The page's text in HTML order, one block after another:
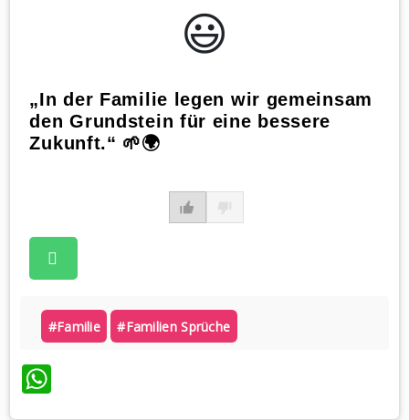
😃️
„In der Familie legen wir gemeinsam
den Grundstein für eine bessere
Zukunft.“ 🌱🌍
#familie #familien Sprüche
WhatsApp